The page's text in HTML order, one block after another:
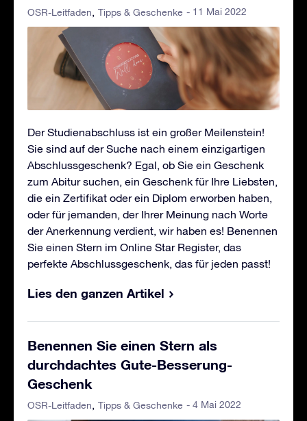
OSR-Leitfaden Tipps & Geschenke - 11 Mai 2022
Der Studienabschluss ist ein großer Meilenstein!
Sie sind auf der Suche nach einem einzigartigen
Abschlussgeschenk? Egal, ob Sie ein Geschenk
zum Abitur suchen, ein Geschenk für Ihre Liebsten,
die ein Zertifikat oder ein Diplom erworben haben,
oder für jemanden, der Ihrer Meinung nach Worte
der Anerkennung verdient, wir haben es! Benennen
Sie einen Stern im Online Star Register, das
perfekte Abschlussgeschenk, das für jeden passt!
Lies den ganzen Artikel
Benennen Sie einen Stern als
durchdachtes Gute-Besserung-
Geschenk
OSR-Leitfaden Tipps & Geschenke - 4 Mai 2022